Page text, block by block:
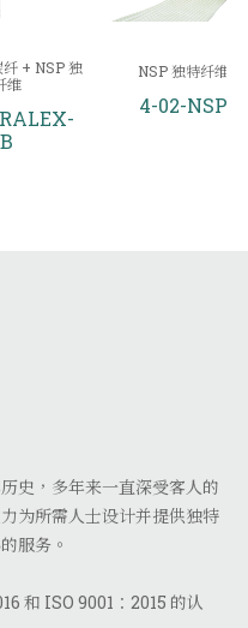
+ NSP 独
维
NSP 独特纤维
4-02-NSP
史，多年来一直深受客人的
为所需人士设计并提供独特
服务。
和 ISO 9001：2015 的认